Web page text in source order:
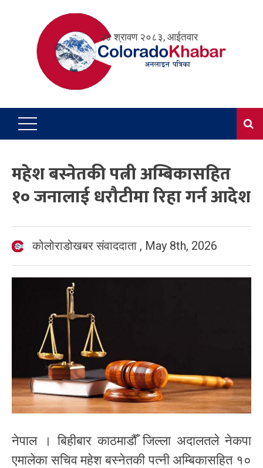
२४ श्रावण २०८३, आईतवार
महेश बस्नेतकी पत्नी अम्बिकासहित
१० जनालाई धरौटीमा रिहा गर्न आदेश
कोलोराडोखबर संवाददाता , May 8th, 2026
नेपाल । बिहीबार काठमाडौँ जिल्ला अदालतले नेकपा
एमालेका सचिव महेश बस्नेतकी पत्नी अम्बिकासहित १०